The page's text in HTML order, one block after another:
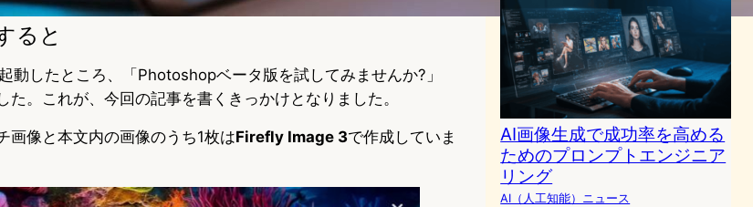
ると
動したところ、「Photoshopベータ版を試してみませんか?」
。これが、今回の記事を書くきっかけとなりました。
画像と本文内の画像のうち1枚はFirefly Image 3で作成していま
AI画像生成で成功率を高める
ためのプロンプトエンジニア
リング
AI（人工知能）ニュース